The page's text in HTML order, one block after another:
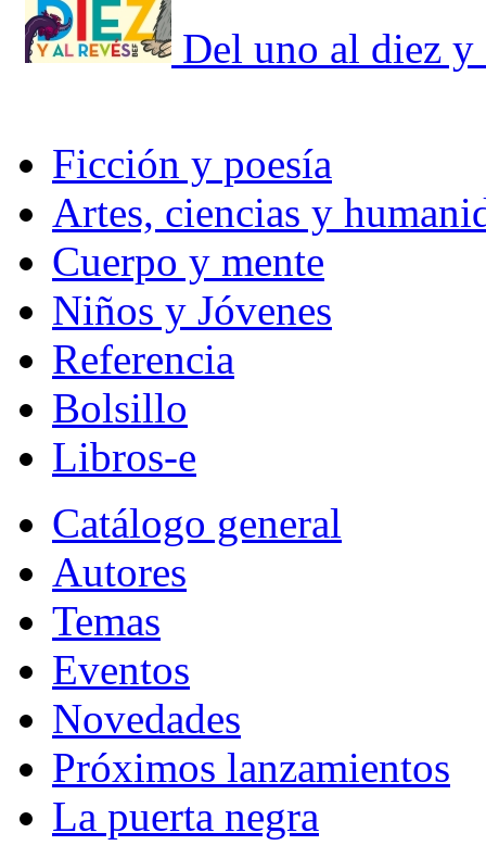
Del uno al diez y
Ficción y poesía
Artes, ciencias y
Cuerpo y mente
Niños y Jóvenes
Referencia
Bolsillo
Libros-e
Catálogo general
Autores
Temas
Eventos
Novedades
Próximos lanzamientos
La puerta negra